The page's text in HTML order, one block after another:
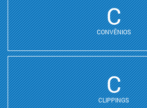
C
CONVÊNIOS
C
CLIPPINGS